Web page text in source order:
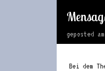
geposted
Bei dem